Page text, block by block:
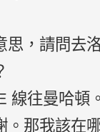
思，請問去
線往曼哈頓。
。那我該在